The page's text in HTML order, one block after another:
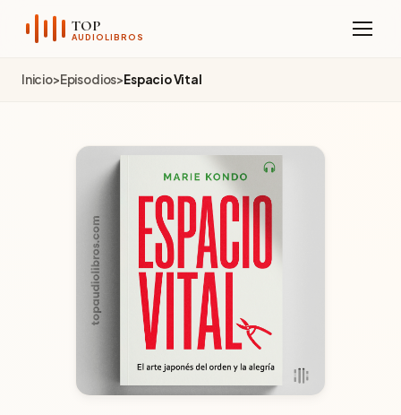
TOP
AUDIOLIBROSSobre el Canal
Telegram
Inicio>Episodios>Espacio Vital